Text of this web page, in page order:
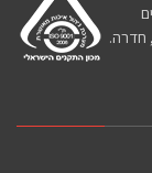
חדרה.